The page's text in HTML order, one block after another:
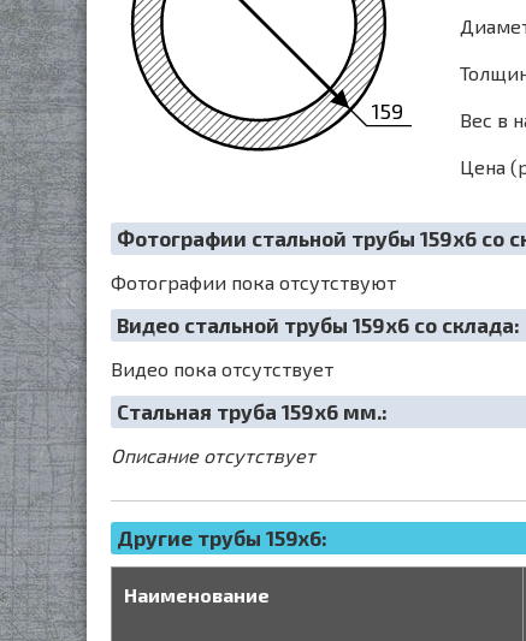
159 Вес в
Цена
Фотографии стальной трубы 159х6 со
Фотографии пока отсутствуют
Видео стальной трубы 159х6 со склада:
Видео пока отсутствует
Cтальная труба 159х6 мм.:
Описание отсутствует
Другие трубы 159x6:
Наименование